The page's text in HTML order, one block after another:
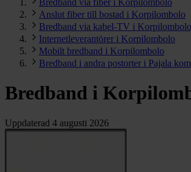
Bredband via fiber i Korpilombolo
Anslut fiber till bostad i Korpilombolo
Bredband via kabel-TV i Korpilombolo
Internetleverantörer i Korpilombolo
Mobilt bredband i Korpilombolo
Bredband i andra postorter i Pajala
Bredband i
Uppdaterad 4 augusti 2026